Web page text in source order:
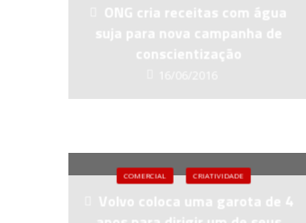
ONG cria receitas com água
suja para nova campanha de
conscientização
COMERCIAL CRIATIVIDADE
Volvo coloca uma garota de 4